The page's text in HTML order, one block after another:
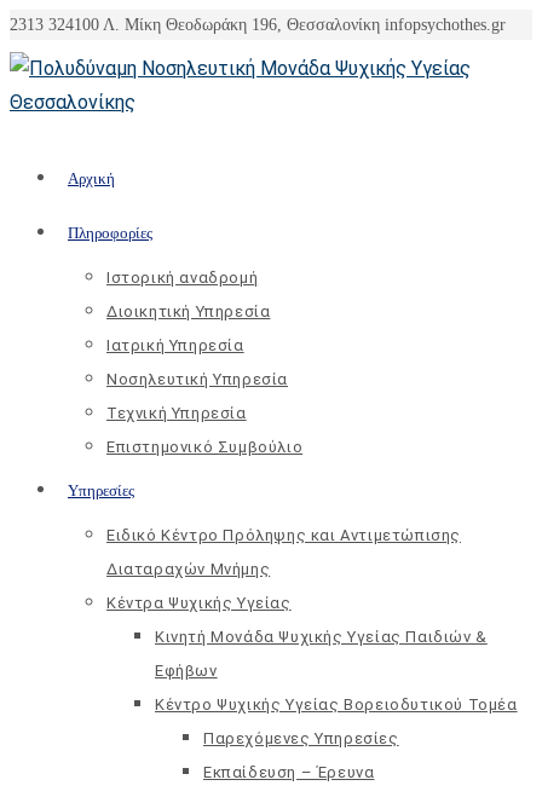
Skip
to
content
2313 324100 Λ. Μίκη Θεοδωράκη 196, Θεσσαλονίκη infopsychothes.gr
Αρχική
Πληροφορίες
Ιστορική αναδρομή
Διοικητική Υπηρεσία
Ιατρική Υπηρεσία
Νοσηλευτική Υπηρεσία
Τεχνική Υπηρεσία
Επιστημονικό Συμβούλιο
Υπηρεσίες
Ειδικό Κέντρο Πρόληψης και Αντιμετώπισης
Διαταραχών Μνήμης
Κέντρα Ψυχικής Υγείας
Κινητή Μονάδα Ψυχικής Υγείας Παιδιών &
Εφήβων
Kέντρο Ψυχικής Υγείας Βορειοδυτικού Τομέα
Παρεχόμενες Υπηρεσίες
Εκπαίδευση – Έρευνα